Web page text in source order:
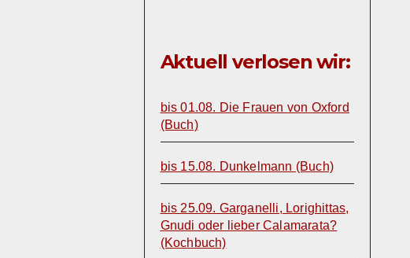
Aktuell verlosen wir:
bis 01.08. Die Frauen von Oxford
(Buch)
bis 15.08. Dunkelmann (Buch)
bis 25.09. Garganelli, Lorighittas,
Gnudi oder lieber Calamarata?
(Kochbuch)